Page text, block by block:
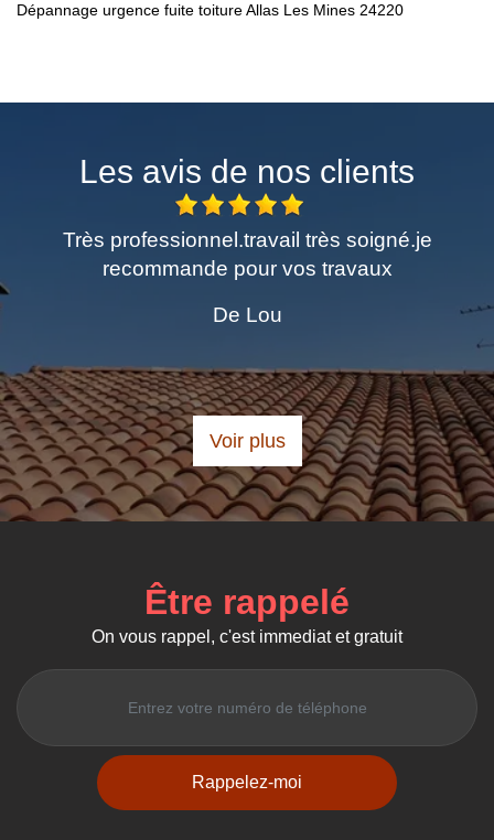
Dépannage urgence fuite toiture Allas Les Mines 24220
Les avis de nos clients
Très professionnel.travail très soigné.je
recommande pour vos travaux
De Lou
Voir plus
Être rappelé
On vous rappel, c'est immediat et gratuit